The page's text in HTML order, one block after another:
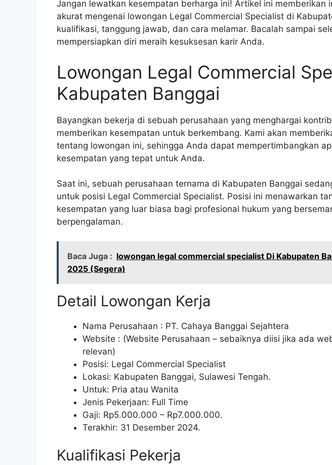
Jangan lewatkan kesempatan berharga ini! Artikel ini memberikan
akurat mengenai lowongan Legal Commercial Specialist di
kualifikasi, tanggung jawab, dan cara melamar. Bacalah sampai
mempersiapkan diri meraih kesuksesan karir Anda.
Lowongan Legal Commercial
Kabupaten Banggai
Bayangkan bekerja di sebuah perusahaan yang menghargai
memberikan kesempatan untuk berkembang. Kami akan
tentang lowongan ini, sehingga Anda dapat mempertimbangkan
kesempatan yang tepat untuk Anda.
Saat ini, sebuah perusahaan ternama di Kabupaten Banggai
untuk posisi Legal Commercial Specialist. Posisi ini menawarkan
kesempatan yang luar biasa bagi profesional hukum yang
berpengalaman.
Baca Juga : lowongan legal commercial specialist Di Kabupaten
2025 (Segera)
Detail Lowongan Kerja
Nama Perusahaan : PT. Cahaya Banggai Sejahtera
Website : (Website Perusahaan – sebaiknya diisi jika ada
relevan)
Posisi: Legal Commercial Specialist
Lokasi: Kabupaten Banggai, Sulawesi Tengah.
Untuk: Pria atau Wanita
Jenis Pekerjaan: Full Time
Gaji: Rp5.000.000 – Rp7.000.000.
Terakhir: 31 Desember 2024.
Kualifikasi Pekerja